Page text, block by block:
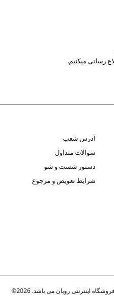
رسانی میکنیم.
آدرس شعب
سوالات متداول
دستور شست و شو
شرایط تعویض و مرجوع
اینترنتی روبان می باشد. 2026©